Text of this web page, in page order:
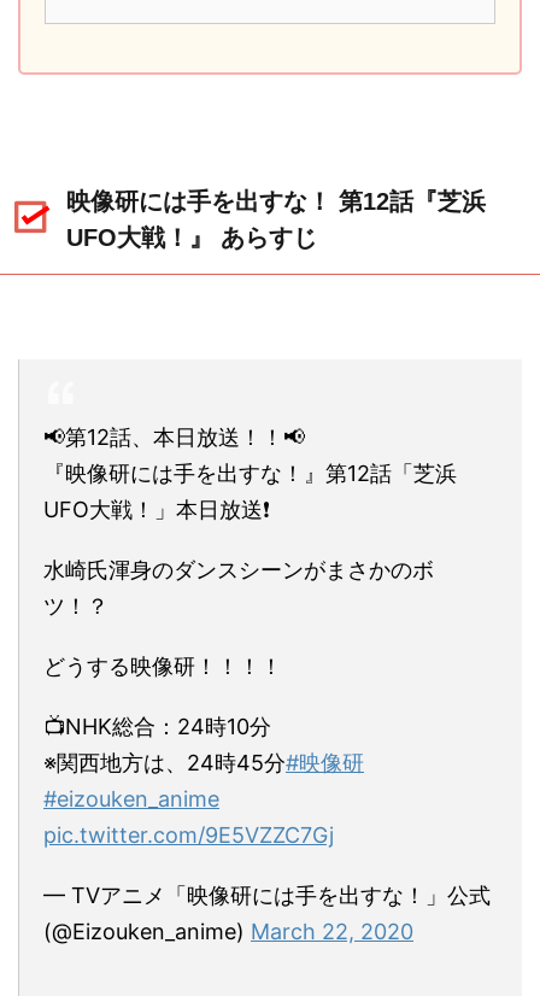
映像研には手を出すな！ 第12話『芝浜
UFO大戦！』 あらすじ
📢第12話、本日放送！！📢
『映像研には手を出すな！』第12話「芝浜
UFO大戦！」本日放送❗
水崎氏渾身のダンスシーンがまさかのボ
ツ！？
どうする映像研！！！！
📺NHK総合：24時10分
※関西地方は、24時45分#映像研
#eizouken_anime
pic.twitter.com/9E5VZZC7Gj
— TVアニメ「映像研には手を出すな！」公式
(@Eizouken_anime) March 22, 2020